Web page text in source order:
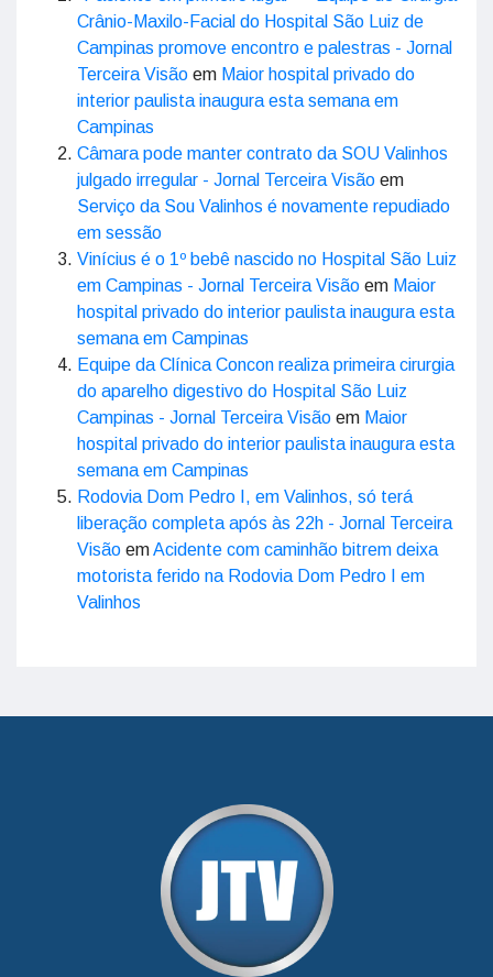
Crânio-Maxilo-Facial do Hospital São Luiz de
Campinas promove encontro e palestras - Jornal
Terceira Visão em Maior hospital privado do
interior paulista inaugura esta semana em
Campinas
Câmara pode manter contrato da SOU Valinhos
julgado irregular - Jornal Terceira Visão em
Serviço da Sou Valinhos é novamente repudiado
em sessão
Vinícius é o 1º bebê nascido no Hospital São Luiz
em Campinas - Jornal Terceira Visão em Maior
hospital privado do interior paulista inaugura esta
semana em Campinas
Equipe da Clínica Concon realiza primeira cirurgia
do aparelho digestivo do Hospital São Luiz
Campinas - Jornal Terceira Visão em Maior
hospital privado do interior paulista inaugura esta
semana em Campinas
Rodovia Dom Pedro I, em Valinhos, só terá
liberação completa após às 22h - Jornal Terceira
Visão emAcidente com caminhão bitrem deixa
motorista ferido na Rodovia Dom Pedro I em
Valinhos